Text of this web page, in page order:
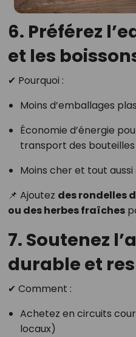
6. Préférez
et les
✔ Pourquoi :
Moins d’emballages
Économie d’énergie
transport des bouteilles
Moins cher et tout aussi
📌 Ajoutez des rondelles
ou des herbes fraîches
7. Soutenez
durable et
✔ Comment :
Achetez en circuits
locaux)